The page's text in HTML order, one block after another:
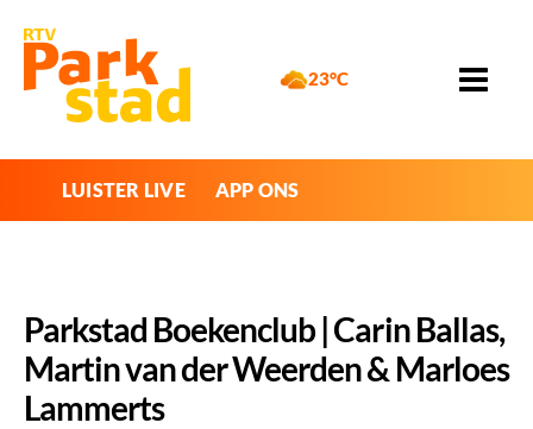
23°C
LUISTER LIVE APP ONS
Parkstad Boekenclub | Carin Ballas,
Martin van der Weerden & Marloes
Lammerts